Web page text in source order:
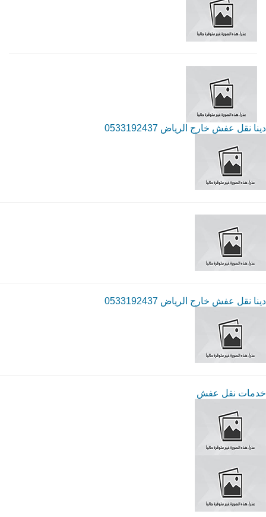
دينا نقل عفش خارج الرياض 0533192437
دينا نقل عفش خارج الرياض 0533192437
خدمات نقل عفش